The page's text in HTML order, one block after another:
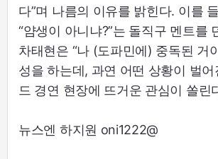
다”며 나름의 이유를 밝힌다. 이를
“얌생이 아니냐?”는 돌직구 멘트를
차태현은 “나 (도파민에) 중독된 거
성을 하는데, 과연 어떤 상황이 벌
드 경연 현장에 뜨거운 관심이 쏠린
뉴스엔 하지원 oni1222@